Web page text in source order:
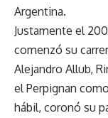
Argentina.
Justamente el
comenzó su
Alejandro Allub,
el Perpignan
hábil, coronó su